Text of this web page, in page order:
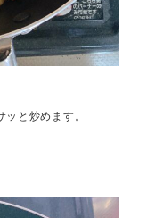
と炒めます。